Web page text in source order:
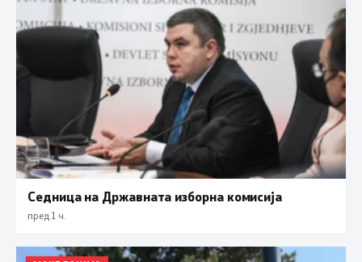
Седница на Државната изборна комисија
пред 1 ч.